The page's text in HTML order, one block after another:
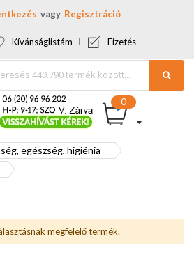
Regisztráció
Kívánságlistám Fizetés
egészség, higiénia
megfelelő termék.